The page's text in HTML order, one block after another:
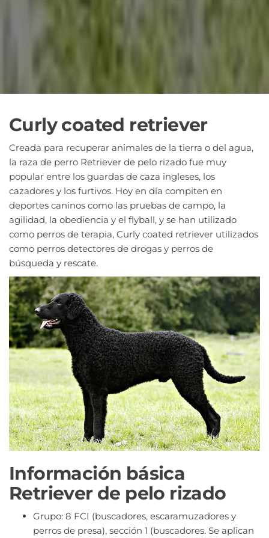
Curly coated retriever
Creada para recuperar animales de la tierra o del agua,
la raza de perro Retriever de pelo rizado fue muy
popular entre los guardas de caza ingleses, los
cazadores y los furtivos. Hoy en día compiten en
deportes caninos como las pruebas de campo, la
agilidad, la obediencia y el flyball, y se han utilizado
como perros de terapia, Curly coated retriever utilizados
como perros detectores de drogas y perros de
búsqueda y rescate.
Información básica
Retriever de pelo rizado
Grupo: 8 FCI (buscadores, escaramuzadores y
perros de presa), sección 1 (buscadores. Se aplican